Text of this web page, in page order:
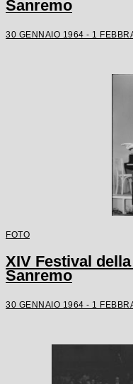
Sanremo
30 GENNAIO 1964 - 1
FOTO
XIV Festival
Sanremo
30 GENNAIO 1964 - 1